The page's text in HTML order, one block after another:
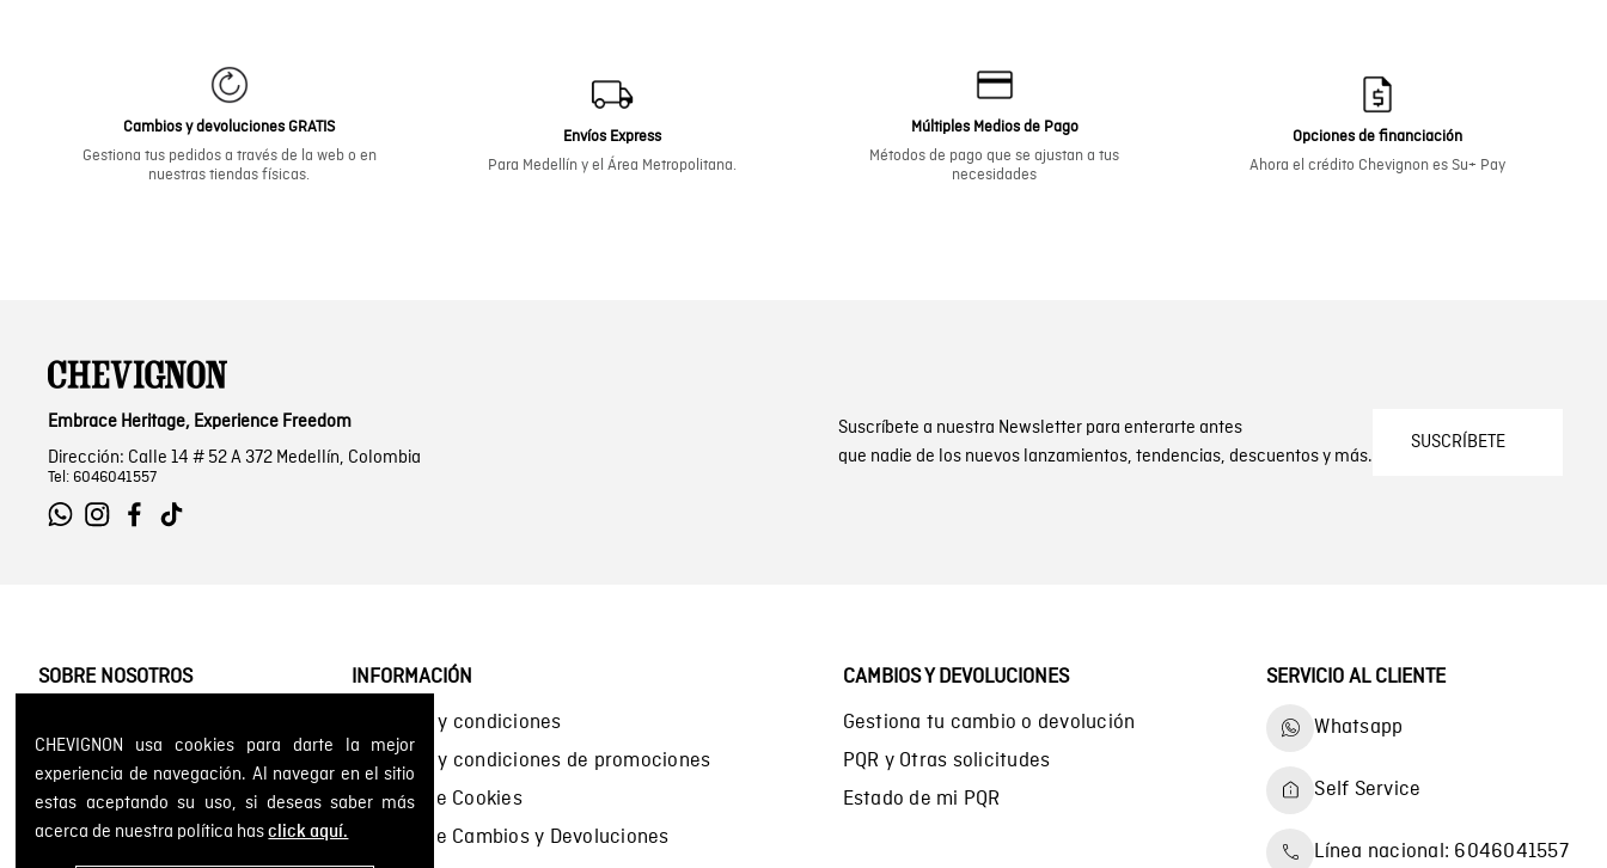
CHEVIGNON usa cookies para darte la mejor
experiencia de navegación. Al navegar en el sitio
estas aceptando su uso, si deseas saber más
acerca de nuestra política hasclick aquí.
Cambios y devoluciones GRATIS
Gestiona tus pedidos a través de la web o en
nuestras tiendas físicas.
Envíos Express
Para Medellín y el Área Metropolitana.
Múltiples Medios de Pago
Métodos de pago que se ajustan a tus
necesidades
Opciones de financiación
Ahora el crédito Chevignon es Su+ Pay
Suscríbete a nuestra Newsletter para enterarte antes
que nadie de los nuevos lanzamientos, tendencias, descuentos y más.
SUSCRÍBETE
Embrace Heritage, Experience Freedom
Dirección: Calle 14 # 52 A 372 Medellín, Colombia
Tel: 6046041557
SOBRE NOSOTROS
Historia de la marca
Mapa del sitio
INFORMACIÓN
Términos y condiciones
Términos y condiciones de promociones
Política de Cookies
Política de Cambios y Devoluciones
CAMBIOS Y DEVOLUCIONES
Gestiona tu cambio o devolución
PQR y Otras solicitudes
Estado de mi PQR
SERVICIO AL CLIENTE
Whatsapp
Self Service
Línea nacional: 6046041557